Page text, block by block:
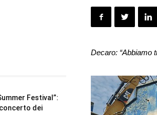
Decaro: “Abbiamo
Festival”:
dei